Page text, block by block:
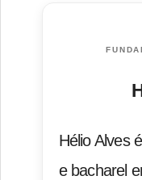
Hélio Alves
e bacharel